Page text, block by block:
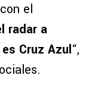
el
radar a
Cruz Azul“,